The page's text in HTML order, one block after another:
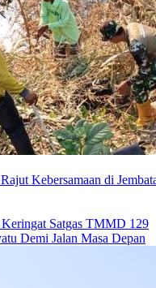
Kebersamaan di
Satgas TMMD 129
Demi Jalan Masa Depan